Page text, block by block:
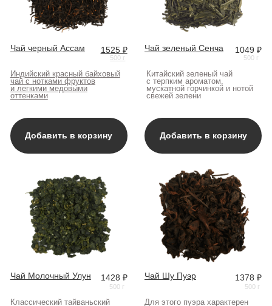
Чай Шу Пуэр
землистый вкус и длительное
послевкусие
Добавить в корзину
Чай Молочный Улун
молочный улун со сладким
сливочно-молочным ароматом
Добавить в корзину
Китайский зеленый чай
с терпким ароматом,
мускатной горчинкой и нотой
свежей зелени
Добавить в корзину
Индийский красный байховый
чай с нотками фруктов
и легкими медовыми
оттенками
Добавить в корзину